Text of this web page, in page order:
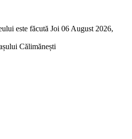
este făcută Joi 06 August 2026,
Călimănești